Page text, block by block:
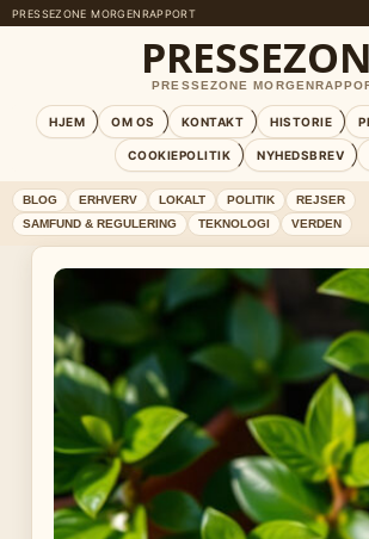
PRESSEZONE MORGENRAPPORT
PRESSEZONE
HJEM OM OS KONTAKT HISTORIE
COOKIEPOLITIK NYHEDSBREV
BLOG ERHVERV LOKALT POLITIK
REJSER
SAMFUND & REGULERING
TEKNOLOGI VERDEN